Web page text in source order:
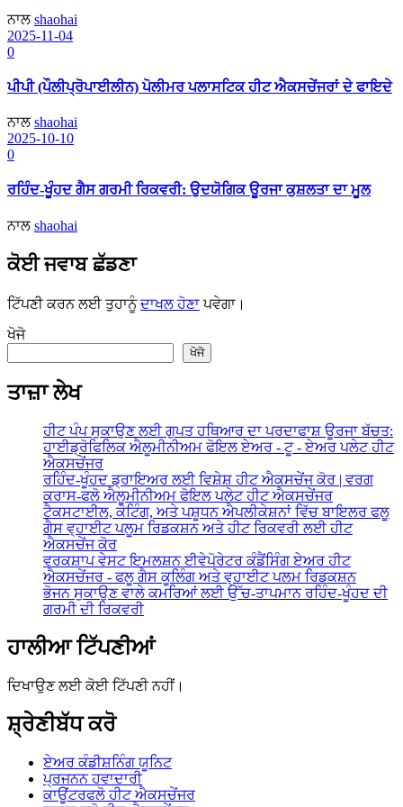
ਨਾਲ shaohai
2025-11-04
0
ਪੀਪੀ (ਪੌਲੀਪ੍ਰੋਪਾਈਲੀਨ) ਪੋਲੀਮਰ ਪਲਾਸਟਿਕ ਹੀਟ ਐਕਸਚੇਂਜਰਾਂ ਦੇ ਫਾਇਦੇ
ਨਾਲ shaohai
2025-10-10
0
ਰਹਿੰਦ-ਖੂੰਹਦ ਗੈਸ ਗਰਮੀ ਰਿਕਵਰੀ: ਉਦਯੋਗਿਕ ਊਰਜਾ ਕੁਸ਼ਲਤਾ ਦਾ ਮੂਲ
ਨਾਲ shaohai
ਕੋਈ ਜਵਾਬ ਛੱਡਣਾ
ਟਿੱਪਣੀ ਕਰਨ ਲਈ ਤੁਹਾਨੂੰਦਾਖਲ ਹੋਣਾਪਵੇਗਾ।
ਖੋਜੋ
ਖੋਜੋ
ਤਾਜ਼ਾ ਲੇਖ
ਹੀਟ ਪੰਪ ਸੁਕਾਉਣ ਲਈ ਗੁਪਤ ਹਥਿਆਰ ਦਾ ਪਰਦਾਫਾਸ਼ ਊਰਜਾ ਬੱਚਤ:
ਹਾਈਡ੍ਰੋਫਿਲਿਕ ਐਲੂਮੀਨੀਅਮ ਫੋਇਲ ਏਅਰ - ਟੂ - ਏਅਰ ਪਲੇਟ ਹੀਟ
ਐਕਸਚੇਂਜਰ
ਰਹਿੰਦ-ਖੂੰਹਦ ਡ੍ਰਾਇਅਰ ਲਈ ਵਿਸ਼ੇਸ਼ ਹੀਟ ਐਕਸਚੇਂਜ ਕੋਰ | ਵਰਗ
ਕਰਾਸ-ਫਲੋ ਐਲੂਮੀਨੀਅਮ ਫੋਇਲ ਪਲੇਟ ਹੀਟ ਐਕਸਚੇਂਜਰ
ਟੈਕਸਟਾਈਲ, ਕੋਟਿੰਗ, ਅਤੇ ਪਸ਼ੂਧਨ ਐਪਲੀਕੇਸ਼ਨਾਂ ਵਿੱਚ ਬਾਇਲਰ ਫਲੂ
ਗੈਸ ਵ੍ਹਾਈਟ ਪਲੂਮ ਰਿਡਕਸ਼ਨ ਅਤੇ ਹੀਟ ਰਿਕਵਰੀ ਲਈ ਹੀਟ
ਐਕਸਚੇਂਜ ਕੋਰ
ਵਰਕਸ਼ਾਪ ਵੇਸਟ ਇਮਲਸ਼ਨ ਈਵੇਪੋਰੇਟਰ ਕੰਡੈਂਸਿੰਗ ਏਅਰ ਹੀਟ
ਐਕਸਚੇਂਜਰ - ਫਲੂ ਗੈਸ ਕੂਲਿੰਗ ਅਤੇ ਵ੍ਹਾਈਟ ਪਲਮ ਰਿਡਕਸ਼ਨ
ਭੋਜਨ ਸੁਕਾਉਣ ਵਾਲੇ ਕਮਰਿਆਂ ਲਈ ਉੱਚ-ਤਾਪਮਾਨ ਰਹਿੰਦ-ਖੂੰਹਦ ਦੀ
ਗਰਮੀ ਦੀ ਰਿਕਵਰੀ
ਹਾਲੀਆ ਟਿੱਪਣੀਆਂ
ਦਿਖਾਉਣ ਲਈ ਕੋਈ ਟਿੱਪਣੀ ਨਹੀਂ।
ਸ਼੍ਰੇਣੀਬੱਧ ਕਰੋ
ਏਅਰ ਕੰਡੀਸ਼ਨਿੰਗ ਯੂਨਿਟ
ਪ੍ਰਜਨਨ ਹਵਾਦਾਰੀ
ਕਾਊਂਟਰਫਲੋ ਹੀਟ ਐਕਸਚੇਂਜਰ